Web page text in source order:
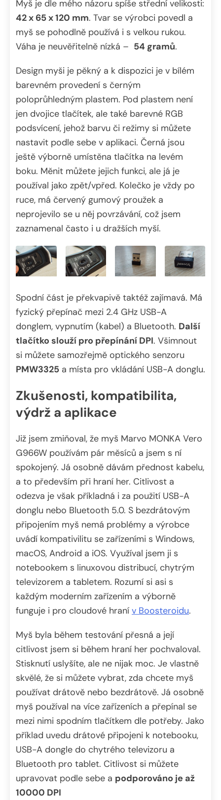
Myš je dle mého názoru spíše střední velikosti:
42 x 65 x 120 mm. Tvar se výrobci povedl a
myš se pohodlně používá i s velkou rukou.
Váha je neuvěřitelně nízká – 54 gramů.
Design myši je pěkný a k dispozici je v bílém
barevném provedení s černým
poloprůhledným plastem. Pod plastem není
jen dvojice tlačítek, ale také barevné RGB
podsvícení, jehož barvu či režimy si můžete
nastavit podle sebe v aplikaci. Černá jsou
ještě výborně umístěna tlačítka na levém
boku. Měnit můžete jejich funkci, ale já je
používal jako zpět/vpřed. Kolečko je vždy po
ruce, má červený gumový proužek a
neprojevilo se u něj povrzávání, což jsem
zaznamenal často i u dražších myší.
Spodní část je překvapivě taktéž zajímavá. Má
fyzický přepínač mezi 2.4 GHz USB-A
donglem, vypnutím (kabel) a Bluetooth. Další
tlačítko slouží pro přepínání DPI. Všimnout
si můžete samozřejmě optického senzoru
PMW3325 a místa pro vkládání USB-A donglu.
Zkušenosti, kompatibilita,
výdrž a aplikace
Již jsem zmiňoval, že myš Marvo MONKA Vero
G966W používám pár měsíců a jsem s ní
spokojený. Já osobně dávám přednost kabelu,
a to především při hraní her. Citlivost a
odezva je však příkladná i za použití USB-A
donglu nebo Bluetooth 5.0. S bezdrátovým
připojením myš nemá problémy a výrobce
uvádí kompativilitu se zařízeními s Windows,
macOS, Android a iOS. Využíval jsem ji s
notebookem s linuxovou distribucí, chytrým
televizorem a tabletem. Rozumí si asi s
každým moderním zařízením a výborně
funguje i pro cloudové hraní v Boosteroidu.
Myš byla během testování přesná a její
citlivost jsem si během hraní her pochvaloval.
Stisknutí uslyšíte, ale ne nijak moc. Je vlastně
skvělé, že si můžete vybrat, zda chcete myš
používat drátově nebo bezdrátově. Já osobně
myš používal na více zařízeních a přepínal se
mezi nimi spodním tlačítkem dle potřeby. Jako
příklad uvedu drátové připojeni k notebooku,
USB-A dongle do chytrého televizoru a
Bluetooth pro tablet. Citlivost si můžete
upravovat podle sebe a podporováno je až
10000 DPI